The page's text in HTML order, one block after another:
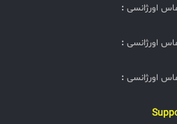
اورژانسی :
اورژانسی :
اورژانسی :